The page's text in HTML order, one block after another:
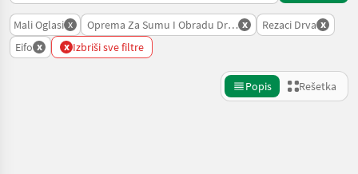
Mali Oglasi x Oprema Za Sumu I Obradu Drveta
x Rezaci Drva x
Eifo x x Izbriši sve filtre
Popis Rešetka